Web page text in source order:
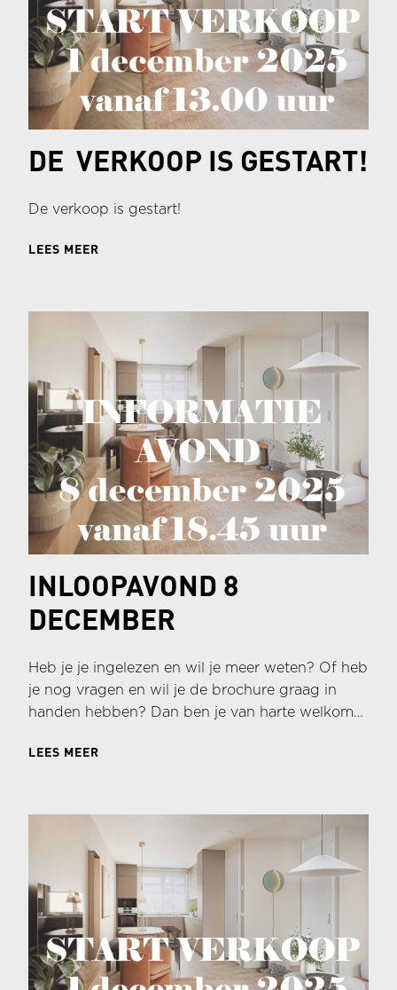
DE VERKOOP IS GESTART!
De verkoop is gestart!
LEES MEER
INLOOPAVOND 8
DECEMBER
Heb je je ingelezen en wil je meer weten? Of heb
je nog vragen en wil je de brochure graag in
handen hebben? Dan ben je van harte welkom
LEES MEER